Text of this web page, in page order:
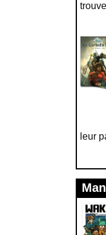
leur